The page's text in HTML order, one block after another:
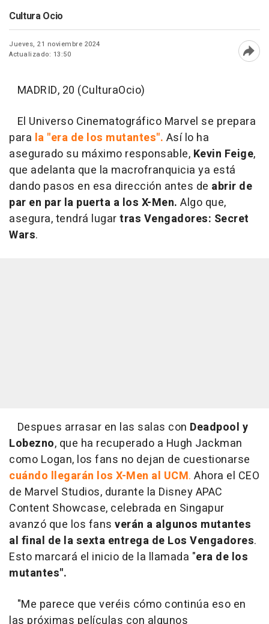
Cultura Ocio
Jueves, 21 noviembre 2024
Actualizado: 13:50
MADRID, 20 (CulturaOcio)
El Universo Cinematográfico Marvel se prepara
para la "era de los mutantes". Así lo ha
asegurado su máximo responsable, Kevin Feige,
que adelanta que la macrofranquicia ya está
dando pasos en esa dirección antes de abrir de
par en par la puerta a los X-Men. Algo que,
asegura, tendrá lugartras Vengadores: Secret
Wars.
Despues arrasar en las salas con Deadpool y
Lobezno, que ha recuperado a Hugh Jackman
como Logan, los fans no dejan de cuestionarse
cuándo llegarán los X-Men al UCM. Ahora el CEO
de Marvel Studios, durante la Disney APAC
Content Showcase, celebrada en Singapur
avanzó que los fans verán a algunos mutantes
al final de la sexta entrega de Los Vengadores.
Esto marcará el inicio de la llamada "era de los
mutantes".
"Me parece que veréis cómo continúa eso en